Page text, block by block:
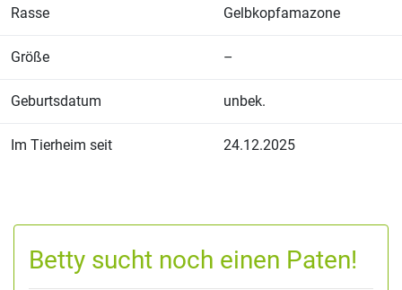
Rasse Gelbkopfamazone
Größe –
Geburtsdatum unbek.
Im Tierheim seit 24.12.2025
Betty sucht noch einen Paten!